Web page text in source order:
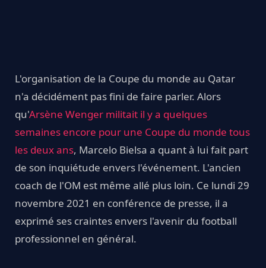
L'organisation de la Coupe du monde au Qatar
n'a décidément pas fini de faire parler. Alors
qu'Arsène Wenger militait il y a quelques
semaines encore pour une Coupe du monde tous
les deux ans, Marcelo Bielsa a quant à lui fait part
de son inquiétude envers l'événement. L'ancien
coach de l'OM est même allé plus loin. Ce lundi 29
novembre 2021 en conférence de presse, il a
exprimé ses craintes envers l'avenir du football
professionnel en général.